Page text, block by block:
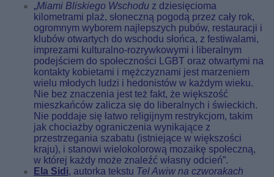
„Miami Bliskiego Wschodu z dziesięcioma
kilometrami plaż, słoneczną pogodą przez cały rok,
ogromnym wyborem najlepszych pubów, restauracji i
klubów otwartych do wschodu słońca, z festiwalami,
imprezami kulturalno-rozrywkowymi i liberalnym
podejściem do społeczności LGBT oraz otwartymi na
kontakty kobietami i mężczyznami jest marzeniem
wielu młodych ludzi i hedonistów w każdym wieku.
Nie bez znaczenia jest też fakt, że większość
mieszkańców zalicza się do liberalnych i świeckich.
Nie poddaje się łatwo religijnym restrykcjom, takim
jak chociażby ograniczenia wynikające z
przestrzegania szabatu (istniejące w większości
kraju), i stanowi wielokolorową mozaikę społeczną,
w której każdy może znaleźć własny odcień”.
Ela Sidi, autorka tekstu Tel Awiw na czworakach